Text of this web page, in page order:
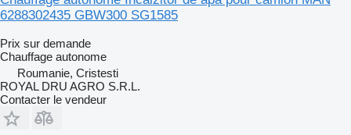
6288302435 GBW300 SG1585
Prix sur demande
Chauffage autonome
Roumanie, Cristesti
ROYAL DRU AGRO S.R.L.
Contacter le vendeur